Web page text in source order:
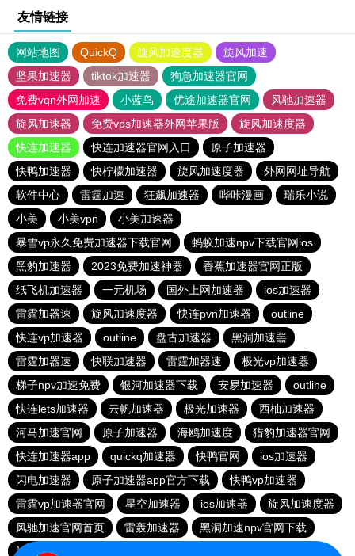
友情链接
网站地图 QuickQ 旋风加速度器
旋风加速
坚果加速器
tiktok加速器
狗急加速器官网
免费vqn外网加速
小蓝鸟 优途加速器官网
风驰加速器
旋风加速器
免费vps加速器外网苹果版
旋风加速度器
快连加速器
快连加速器官网入口
原子加速器
快鸭加速器
快柠檬加速器 旋风加速度器
外网网址导航
软件中心
雷霆加速 狂飙加速器 哔咔漫画
瑞乐小说
小美
小美vpn
小美加速器
暴雪vp永久免费加速器下载官网
蚂蚁加速npv下载官网ios
黑豹加速器
2023免费加速神器
香蕉加速器官网正版
纸飞机加速器
一元机场 国外上网加速器
ios加速器
雷霆加器速
旋风加速度器 快连pvn加速器
outline
快连vp加速器
outline 盘古加速器
黑洞加速噐
雷霆加器速
快联加速器 雷霆加器速
极光vp加速器
梯子npv加速免费
银河加速器下载 安易加速器
outline
快连lets加速器
云帆加速器 极光加速器
西柚加速器
河马加速官网
原子加速器 海鸥加速度
猎豹加速器官网
快连加速器app
quickq加速器 快鸭官网
ios加速器
闪电加速器
原子加速器app官方下载
快鸭vp加速器
雷霆vp加速器官网
星空加速器 ios加速器
旋风加速度器
风驰加速官网首页
雷轰加速器
黑洞加速npv官网下载
神灯vp加速器官网